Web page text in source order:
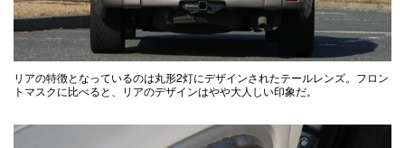
リアの特徴となっているのは丸形2灯にデザインされたテールレンズ。フロン
トマスクに比べると、リアのデザインはやや大人しい印象だ。